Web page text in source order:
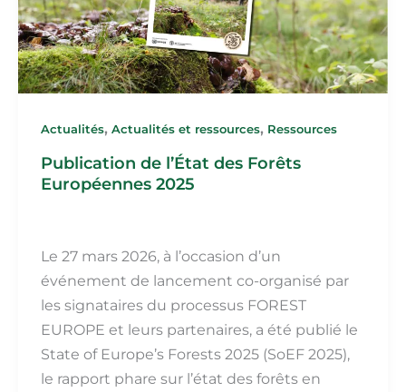
Actualités, Actualités et ressources, Ressources
Publication de l’État des Forêts
Européennes 2025
Le 27 mars 2026, à l’occasion d’un
événement de lancement co-organisé par
les signataires du processus FOREST
EUROPE et leurs partenaires, a été publié le
State of Europe’s Forests 2025 (SoEF 2025),
le rapport phare sur l’état des forêts en